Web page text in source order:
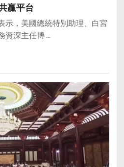
贏平台
示，美國總統特別助理、白宮
資深主任博 ...